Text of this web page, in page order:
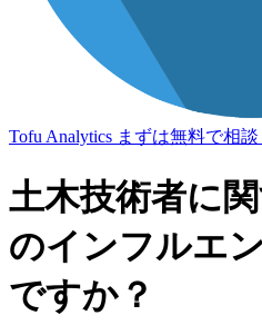
Tofu Analytics まずは無料で相
土木技術者に
のインフルエ
ですか？